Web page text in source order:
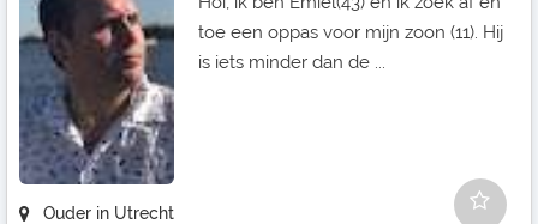
Ouder in Utrecht
toe een oppas voor mijn zoon (11). Hij
is iets minder dan de ...